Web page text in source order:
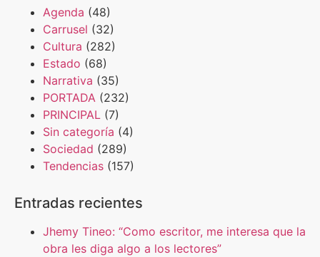
Agenda (48)
Carrusel (32)
Cultura (282)
Estado (68)
Narrativa (35)
PORTADA (232)
PRINCIPAL (7)
Sin categoría (4)
Sociedad (289)
Tendencias (157)
Entradas recientes
Jhemy Tineo: “Como escritor, me interesa que la
obra les diga algo a los lectores”